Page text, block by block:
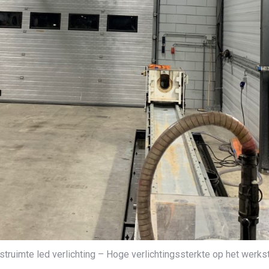
led verlichting – Hoge verlichtingssterkte op het